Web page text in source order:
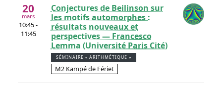
20
mars
10:45 -
11:45
Conjectures de Beilinson sur
les motifs automorphes :
résultats nouveaux et
perspectives — Francesco
Lemma (Université Paris Cité)
SÉMINAIRE « ARITHMÉTIQUE »
M2 Kampé de Fériet